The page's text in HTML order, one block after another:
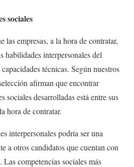
sociales
las empresas, a la hora de contratar,
habilidades interpersonales del
técnicas. Según nuestros
afirman que encontrar
sociales desarrolladas está entre sus
hora de contratar.
interpersonales podría ser una
a otros candidatos que cuentan con
competencias sociales más